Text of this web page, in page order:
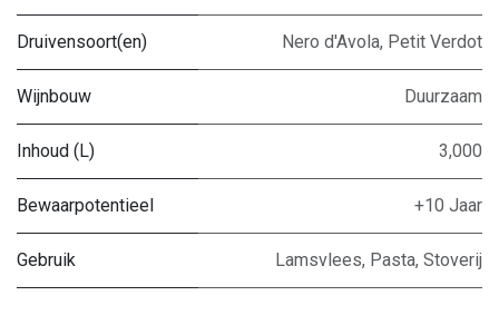
Druivensoort(en) Nero d'Avola, Petit Verdot
Wijnbouw Duurzaam
Inhoud (L) 3,000
Bewaarpotentieel +10 Jaar
Gebruik Lamsvlees, Pasta, Stoverij